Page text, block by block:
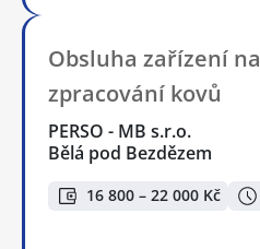
Obsluha zařízení na
zpracování kovů
PERSO - MB s.r.o.
Bělá pod Bezdězem
16 800 – 22 000 Kč